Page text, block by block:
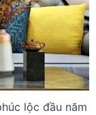
lộc đầu năm